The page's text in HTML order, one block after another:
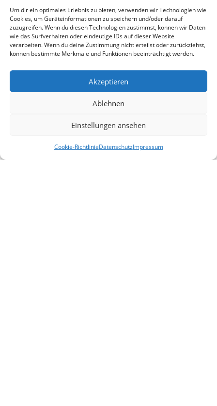
Um dir ein optimales Erlebnis zu bieten, verwenden wir Technologien wie
Cookies, um Geräteinformationen zu speichern und/oder darauf
zuzugreifen. Wenn du diesen Technologien zustimmst, können wir Daten
wie das Surfverhalten oder eindeutige IDs auf dieser Website
verarbeiten. Wenn du deine Zustimmung nicht erteilst oder zurückziehst,
können bestimmte Merkmale und Funktionen beeinträchtigt werden.
Akzeptieren
Ablehnen
Einstellungen ansehen
Cookie-RichtlinieDatenschutzImpressum